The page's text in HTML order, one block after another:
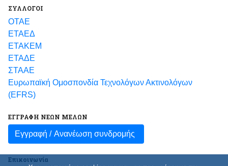
ΣΥΛΛΟΓΟΙ
ΟΤΑΕ
ΕΤΑΕΔ
ΕΤΑΚΕΜ
ΕΤΑΔΕ
ΣΤΑΑΕ
Ευρωπαϊκή Ομοσπονδία Τεχνολόγων Ακτινολόγων
(EFRS)
ΕΓΓΡΑΦΗ ΝΕΩΝ ΜΕΛΩΝ
Εγγραφή / Ανανέωση συνδρομής
Επικοινωνία